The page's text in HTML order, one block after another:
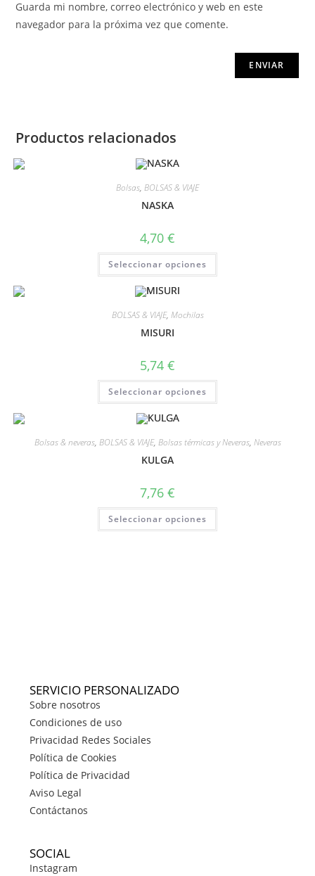
Guarda mi nombre, correo electrónico y web en este
navegador para la próxima vez que comente.
Productos relacionados
Bolsas, BOLSAS & VIAJE
NASKA
4,70 €
Seleccionar opciones
BOLSAS & VIAJE, Mochilas
MISURI
5,74 €
Seleccionar opciones
Bolsas & neveras, BOLSAS & VIAJE, Bolsas térmicas y Neveras, Neveras
KULGA
7,76 €
Seleccionar opciones
SERVICIO PERSONALIZADO
Sobre nosotros
Condiciones de uso
Privacidad Redes Sociales
Política de Cookies
Política de Privacidad
Aviso Legal
Contáctanos
SOCIAL
Instagram